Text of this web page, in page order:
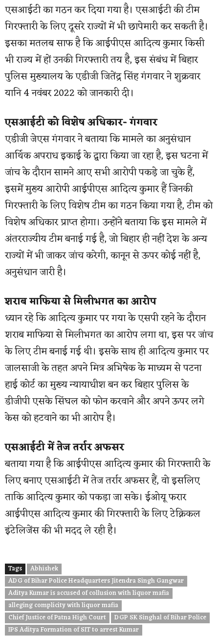
एसआईटी का गठन कर दिया गया है। एसआईटी की टीम
गिरफ्तारी के लिए दूसरे राज्यों में भी छापेमारी कर सकती है।
इसका मतलब साफ है कि आईपीएस आदित्य कुमार किसी
भी राज्य में हों उनकी गिरफ्तारी तय है, इस संबंध में बिहार
पुलिस मुख्यालय के एडीजी जितेंद्र सिंह गंगवार ने शुक्रवार
यानि 4 नवंबर 2022 को जानकारी दी।
एसआईटी को विशेष अधिकार- गंगवार
एडीजी जेएस गंगवार ने बताया कि मामले का अनुसंधान
आर्थिक अपराध इकाई के द्वारा किया जा रहा है, इस घटना में
जांच के दौरान सामने आए सभी आरोपी पकड़े जा चुके हैं,
इसमें मुख्य आरोपी आईपीएस आदित्य कुमार हैं जिनकी
गिरफ्तारी के लिए विशेष टीम का गठन किया गया है, टीम को
विशेष अधिकार प्राप्त होगा। उन्होंने बताया कि इस मामले में
अंतरराज्यीय टीम बनाई गई है, जो बिहार ही नहीं देश के अन्य
राज्यों में भी जाकर जांच करेगी, कानून से ऊपर कोई नहीं है,
अनुसंधान जारी है।
शराब माफिया से मिलीभगत का आरोप
ध्यान रहे कि आदित्य कुमार पर गया के एसपी रहने के दौरान
शराब माफिया से मिलीभगत का आरोप लगा था, इस पर जांच
के लिए टीम बनाई गई थी। इसके साथ ही आदित्य कुमार पर
जालसाजी के तहत अपने मित्र अभिषेक के माध्यम से पटना
हाई कोर्ट का मुख्य न्यायाधीश बन कर बिहार पुलिस के
डीजीपी एसके सिंघल को फोन करवाने और अपने ऊपर लगे
केस को हटवाने का भी आरोप है।
एसआईटी में तेज तर्रार अफसर
बताया गया है कि आईपीएस आदित्य कुमार की गिरफ्तारी के
लिए बनाए एसआईटी में तेज तर्रार अफसर हैं, वो इसलिए
ताकि आदित्य कुमार को पकड़ा जा सके। ईओयू फरार
आईपीएस आदित्य कुमार की गिरफ्तारी के लिए टेक्निकल
इंटेलिजेंस की भी मदद ले रही है।
Tags
Abhishek
ADG of Bihar Police Headquarters Jitendra Singh Gangwar
Aditya Kumar is accused of collusion with liquor mafia
alleging complicity with liquor mafia
Chief Justice of Patna High Court
DGP SK Singhal of Bihar Police
IPS Aditya Formation of SIT to arrest Kumar